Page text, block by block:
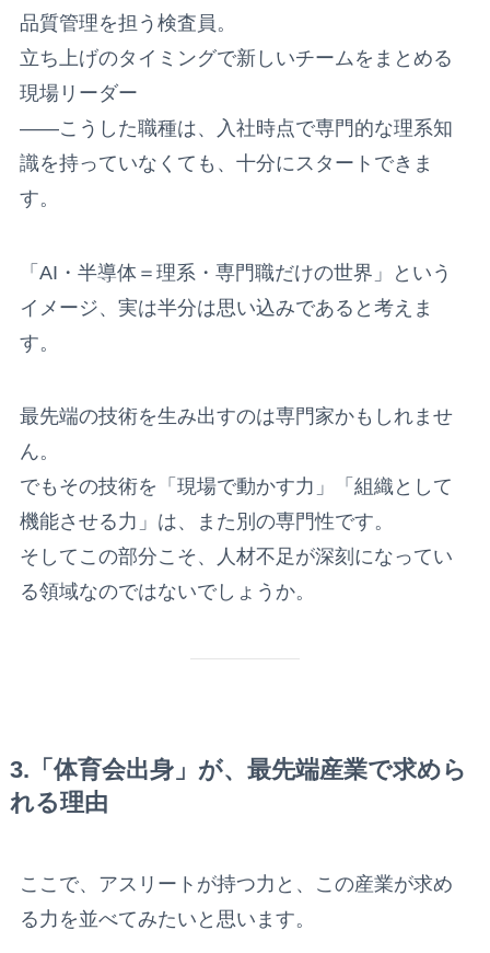
品質管理を担う検査員。
立ち上げのタイミングで新しいチームをまとめる
現場リーダー
——こうした職種は、入社時点で専門的な理系知
識を持っていなくても、十分にスタートできま
す。
「AI・半導体＝理系・専門職だけの世界」という
イメージ、実は半分は思い込みであると考えま
す。
最先端の技術を生み出すのは専門家かもしれませ
ん。
でもその技術を「現場で動かす力」「組織として
機能させる力」は、また別の専門性です。
そしてこの部分こそ、人材不足が深刻になってい
る領域なのではないでしょうか。
3.「体育会出身」が、最先端産業で求めら
れる理由
ここで、アスリートが持つ力と、この産業が求め
る力を並べてみたいと思います。